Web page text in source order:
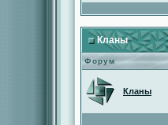
Кланы
Форум
Кланы